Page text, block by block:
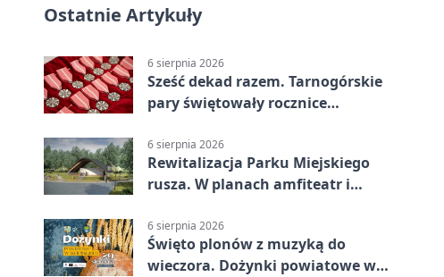
Ostatnie Artykuły
6 sierpnia 2026
Sześć dekad razem. Tarnogórskie
pary świętowały rocznice
6 sierpnia 2026
Rewitalizacja Parku Miejskiego
rusza. W planach amfiteatr i
6 sierpnia 2026
Święto plonów z muzyką do
wieczora. Dożynki powiatowe w